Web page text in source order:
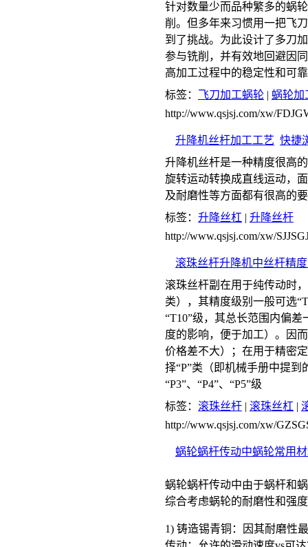
针对数量少而品种繁多的蜗
削。但多年来习惯用一把飞
到了挑战。为此设计了多刀
参与铣削，并有效地回避因
高加工过程中的稳定性和可
标签： 飞刀加工蜗轮 | 蜗轮加
http://www.qsjsj.com/xw/
升降机丝杆加工工艺 快捷
升降机丝杆是一种精度很高
旋转运动转换成直线运动，
及耐磨性等方面都有很高的
标签： 升降丝杠 | 升降丝杆
http://www.qsjsj.com/xw/
滚珠丝杆升降机中丝杆精
滚珠丝杆副在用于纯传动时
类），其精度级别一般可选
“T10”级，其总长范围内偏
度的影响，便于加工）。因
价格差不大）；在用于精密
择“P”类（即机械手册中提到
“P3”、“P4”、“P5”级
标签： 滚珠丝杆 | 滚珠丝杠 |
http://www.qsjsj.com/xw/
蜗轮蜗杆传动中蜗轮常用
蜗轮蜗杆传动中由于蜗杆和
综合考虑蜗轮的耐磨性和强
1) 铸造锡青铜：因其耐磨性